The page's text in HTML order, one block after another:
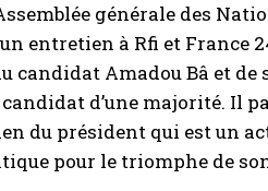
générale des
entretien à Rfi et France
candidat Amadou Bâ et
d’une majorité. Il
du président qui est un
pour le triomphe de